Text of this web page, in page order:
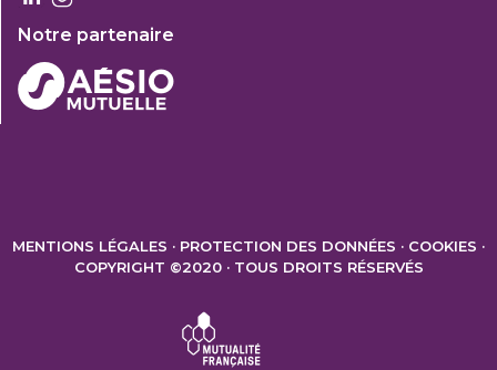
Notre partenaire
MENTIONS LÉGALES PROTECTION DES DONNÉES
COOKIES
COPYRIGHT ©2020 · TOUS DROITS RÉSERVÉS